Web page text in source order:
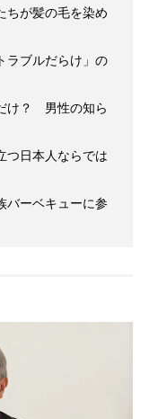
ちが髪の毛を染め
ラブルだらけ」の
け？ 男性の知ら
日本人ならでは
バーベキューに参